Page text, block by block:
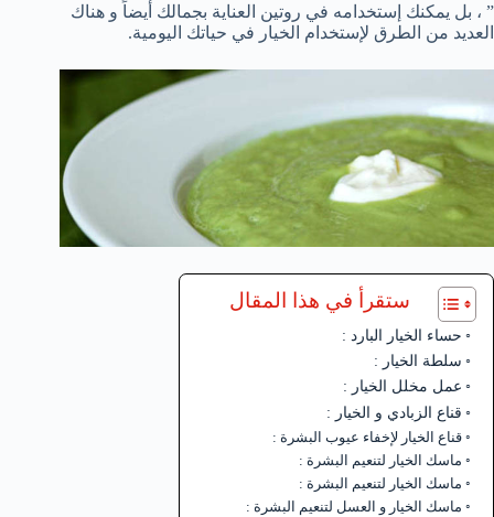
” ، بل يمكنك إستخدامه في روتين العناية بجمالك أيضاً و هناك
العديد من الطرق لإستخدام الخيار في حياتك اليومية.
ستقرأ في هذا المقال
حساء الخيار البارد :
سلطة الخيار :
عمل مخلل الخيار :
قناع الزبادي و الخيار :
قناع الخيار لإخفاء عيوب البشرة :
ماسك الخيار لتنعيم البشرة :
ماسك الخيار لتنعيم البشرة :
ماسك الخيار و العسل لتنعيم البشرة :